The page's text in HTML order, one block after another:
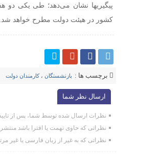
پیگیریها نشان می‌دهد؛ طی یکی دو
کشور در هیئت دولت مطرح خواهد شد.
برچسب ها : بازنشستگان ،کارمندان دولت
ارسال نظر شما
نظرات ارسال شده توسط شما، پس از
نظراتی که حاوی تهمت یا افترا باشد
نظراتی که به غیر از زبان فارسی یا غیر